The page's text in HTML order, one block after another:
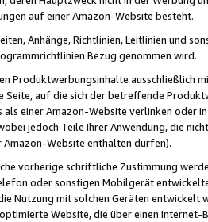
auf einer Amazon-Website besteht.
Anhänge, Richtlinien, Leitlinien und
Bezug genommen wird.
Produktwerbungsinhalte ausschließlich
Seite, auf die sich der betreffende
als einer Amazon-Website verlinken oder
jedoch Teile Ihrer Anwendung, die
Amazon-Website enthalten dürfen).
vorherige schriftliche Zustimmung
oder sonstigen Mobilgerät
Nutzung mit solchen Geräten
Website, die über einen